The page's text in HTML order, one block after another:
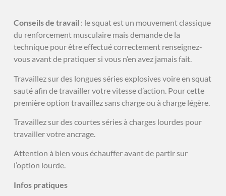
Conseils de travail : le squat est un mouvement classique
du renforcement musculaire mais demande de la
technique pour être effectué correctement renseignez-
vous avant de pratiquer si vous n’en avez jamais fait.
Travaillez sur des longues séries explosives voire en squat
sauté afin de travailler votre vitesse d’action. Pour cette
première option travaillez sans charge ou à charge légère.
Travaillez sur des courtes séries à charges lourdes pour
travailler votre ancrage.
Attention à bien vous échauffer avant de partir sur
l’option lourde.
Infos pratiques